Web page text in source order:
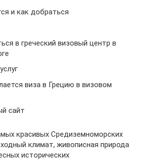
и как добраться
в греческий визовый центр в
виза в Грецию в визовом
сайт
красивых Средиземноморских
климат, живописная природа
исторических